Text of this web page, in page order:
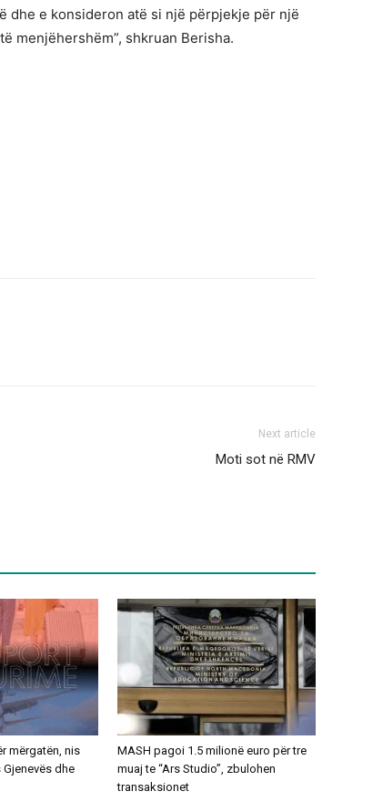
dhe e konsideron atë si një përpjekje për një
menjëhershëm”, shkruan Berisha.
Next article
Moti sot në RMV
mërgatën, nis
dhe
MASH pagoi 1.5 milionë euro për tre
muaj te “Ars Studio”, zbulohen
transaksionet